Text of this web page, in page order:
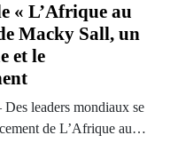
« L’Afrique au
Macky Sall, un
et le
leaders mondiaux se
de L’Afrique au…